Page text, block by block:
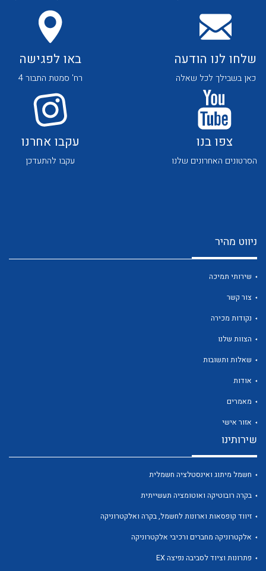
לכל מוצרי היצרן לכל מוצרי היצרן
לכל מוצרי היצרן לכל מוצרי היצרן
לכל מוצרי היצרן
שלחו לנו הודעה
כאן בשבילך לכל שאלה
באו לפגישה
רח' סמטת התבור 4
צפו בנו
הסרטונים האחרונים שלנו
עקבו אחרנו
עקבו להתעדכן
ניווט מהיר
שירותי תמיכה
צור קשר
נקודות מכירה
הצוות שלנו
שאלות ותשובות
אודות
מאמרים
אזור אישי
שירותינו
חשמל מיתוג ואינסטלציה חשמלית
בקרה רובוטיקה ואוטומציה תעשייתית
זיווד קופסאות וארונות לחשמל, בקרה ואלקטרוניקה
אלקטרוניקה מחברים ורכיבי אלקטרוניקה
פתרונות וציוד לסביבה נפיצה EX